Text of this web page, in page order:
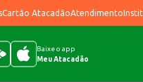
Cartão AtacadãoAtendimento
Baixe o app
Meu Atacadão